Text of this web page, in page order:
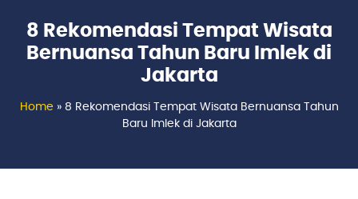
8 Rekomendasi Tempat Wisata
Bernuansa Tahun Baru Imlek di
Jakarta
Home » 8 Rekomendasi Tempat Wisata Bernuansa Tahun
Baru Imlek di Jakarta